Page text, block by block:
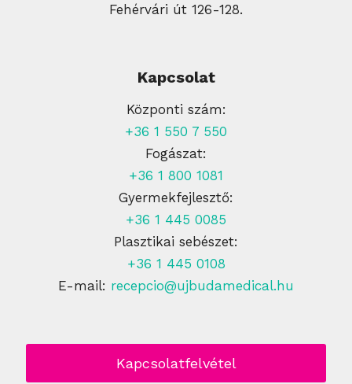
Fehérvári út 126-128.
Kapcsolat
Központi szám:
+36 1 550 7 550
Fogászat:
+36 1 800 1081
Gyermekfejlesztő:
+36 1 445 0085
Plasztikai sebészet:
+36 1 445 0108
E-mail: recepcio@ujbudamedical.hu
Kapcsolatfelvétel